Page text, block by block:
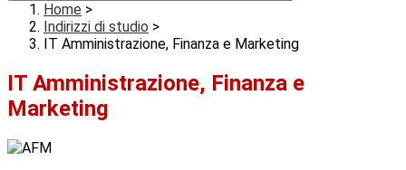
Home >
Indirizzi di studio >
IT Amministrazione, Finanza e Marketing
IT Amministrazione, Finanza e
Marketing